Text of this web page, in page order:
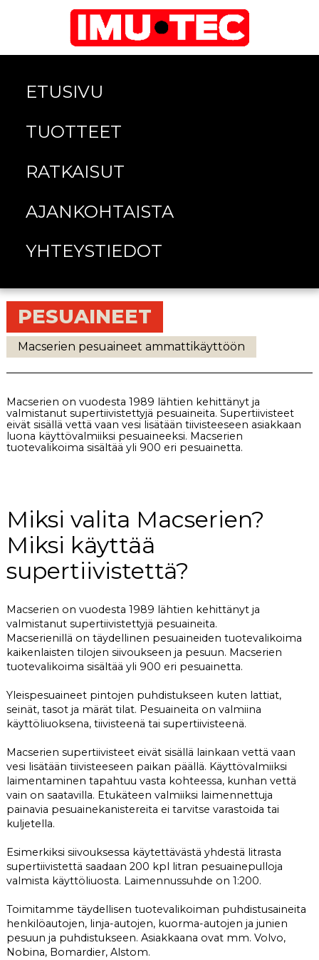
ETUSIVU
TUOTTEET
RATKAISUT
AJANKOHTAISTA
YHTEYSTIEDOT
PESUAINEET
Macserien pesuaineet ammattikäyttöön
Macserien on vuodesta 1989 lähtien kehittänyt ja
valmistanut supertiivistettyjä pesuaineita. Supertiivisteet
eivät sisällä vettä vaan vesi lisätään tiivisteeseen asiakkaan
luona käyttövalmiiksi pesuaineeksi. Macserien
tuotevalikoima sisältää yli 900 eri pesuainetta.
Miksi valita Macserien?
Miksi käyttää
supertiivistettä?
Macserien on vuodesta 1989 lähtien kehittänyt ja
valmistanut supertiivistettyjä pesuaineita.
Macserienillä on täydellinen pesuaineiden tuotevalikoima
kaikenlaisten tilojen siivoukseen ja pesuun. Macserien
tuotevalikoima sisältää yli 900 eri pesuainetta.
Yleispesuaineet pintojen puhdistukseen kuten lattiat,
seinät, tasot ja märät tilat. Pesuaineita on valmiina
käyttöliuoksena, tiivisteenä tai supertiivisteenä.
Macserien supertiivisteet eivät sisällä lainkaan vettä vaan
vesi lisätään tiivisteeseen paikan päällä. Käyttövalmiiksi
laimentaminen tapahtuu vasta kohteessa, kunhan vettä
vain on saatavilla. Etukäteen valmiiksi laimennettuja
painavia pesuainekanistereita ei tarvitse varastoida tai
kuljetella.
Esimerkiksi siivouksessa käytettävästä yhdestä litrasta
supertiivistettä saadaan 200 kpl litran pesuainepulloja
valmista käyttöliuosta. Laimennussuhde on 1:200.
Toimitamme täydellisen tuotevalikoiman puhdistusaineita
henkilöautojen, linja-autojen, kuorma-autojen ja junien
pesuun ja puhdistukseen. Asiakkaana ovat mm. Volvo,
Nobina, Bomardier, Alstom.